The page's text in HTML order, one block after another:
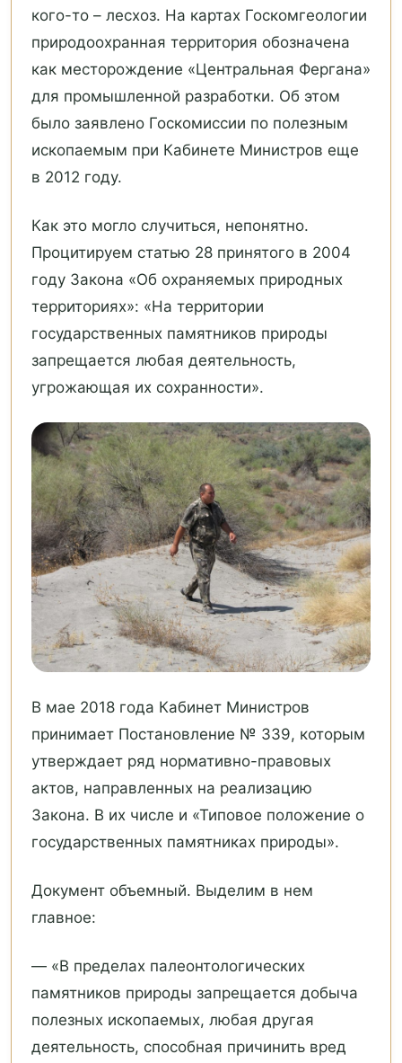
кого-то – лесхоз. На картах Госкомгеологии
природоохранная территория обозначена
как месторождение «Центральная Фергана»
для промышленной разработки. Об этом
было заявлено Госкомиссии по полезным
ископаемым при Кабинете Министров еще
в 2012 году.
Как это могло случиться, непонятно.
Процитируем статью 28 принятого в 2004
году Закона «Об охраняемых природных
территориях»: «На территории
государственных памятников природы
запрещается любая деятельность,
угрожающая их сохранности».
В мае 2018 года Кабинет Министров
принимает Постановление № 339, которым
утверждает ряд нормативно-правовых
актов, направленных на реализацию
Закона. В их числе и «Типовое положение о
государственных памятниках природы».
Документ объемный. Выделим в нем
главное:
— «В пределах палеонтологических
памятников природы запрещается добыча
полезных ископаемых, любая другая
деятельность, способная причинить вред